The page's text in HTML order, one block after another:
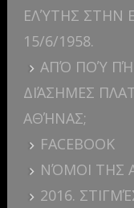
ΕΛΎΤΗΣ ΣΤΗΝ
15/6/1958.
ΑΠΌ ΠΟΎ
ΔΙΆΣΗΜΕΣ
ΑΘΉΝΑΣ;
FACEBOOK
ΝΌΜΟΙ ΤΗΣ
2016.